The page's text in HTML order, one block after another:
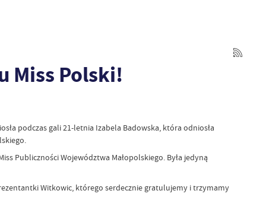
Miss Polski!
podczas gali 21-letnia Izabela Badowska, która odniosła
Publiczności Województwa Małopolskiego. Była jedyną
Witkowic, którego serdecznie gratulujemy i trzymamy